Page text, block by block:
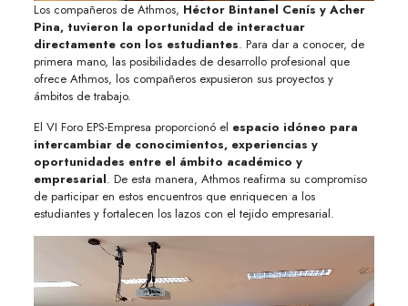
Los compañeros de Athmos, Héctor Bintanel Cenís y Acher
Pina, tuvieron la oportunidad de interactuar
directamente con los estudiantes. Para dar a conocer, de
primera mano, las posibilidades de desarrollo profesional que
ofrece Athmos, los compañeros expusieron sus proyectos y
ámbitos de trabajo.
El VI Foro EPS-Empresa proporcionó el espacio idóneo para
intercambiar de conocimientos, experiencias y
oportunidades entre el ámbito académico y
empresarial. De esta manera, Athmos reafirma su compromiso
de participar en estos encuentros que enriquecen a los
estudiantes y fortalecen los lazos con el tejido empresarial.